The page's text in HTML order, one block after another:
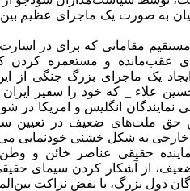
به صورت یک ماجرای عظیم
مقاماتی که برای در
عقب‌مانده و مستعمره کردن
یک ماجرای بزرگ جنگی از
علاء _ که خود را سفیر
نمایندگان انگلیس و امریکا در
حق ملت‌های ضعیف در تعیین
خارجی به شکل خشنی خودنمایی
حقیقی عناصر خائن و
از آشکار کردن سیمای
دول بزرگ، با نقض نزاکت